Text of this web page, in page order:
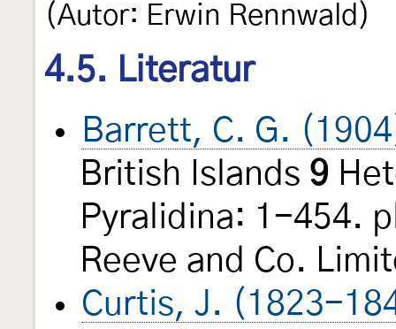
(Autor: Erwin Rennwald)
4.5. Literatur
Barrett, C. G.
British Islands 9
Pyralidina: 1-454.
Reeve and Co.
Curtis, J. (1823-